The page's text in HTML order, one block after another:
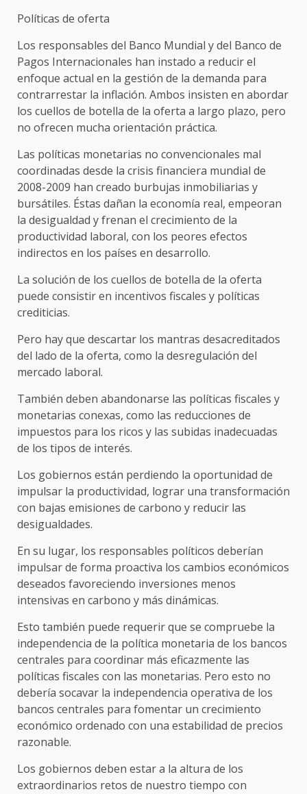
Políticas de oferta
Los responsables del Banco Mundial y del Banco de
Pagos Internacionales han instado a reducir el
enfoque actual en la gestión de la demanda para
contrarrestar la inflación. Ambos insisten en abordar
los cuellos de botella de la oferta a largo plazo, pero
no ofrecen mucha orientación práctica.
Las políticas monetarias no convencionales mal
coordinadas desde la crisis financiera mundial de
2008-2009 han creado burbujas inmobiliarias y
bursátiles. Éstas dañan la economía real, empeoran
la desigualdad y frenan el crecimiento de la
productividad laboral, con los peores efectos
indirectos en los países en desarrollo.
La solución de los cuellos de botella de la oferta
puede consistir en incentivos fiscales y políticas
crediticias.
Pero hay que descartar los mantras desacreditados
del lado de la oferta, como la desregulación del
mercado laboral.
También deben abandonarse las políticas fiscales y
monetarias conexas, como las reducciones de
impuestos para los ricos y las subidas inadecuadas
de los tipos de interés.
Los gobiernos están perdiendo la oportunidad de
impulsar la productividad, lograr una transformación
con bajas emisiones de carbono y reducir las
desigualdades.
En su lugar, los responsables políticos deberían
impulsar de forma proactiva los cambios económicos
deseados favoreciendo inversiones menos
intensivas en carbono y más dinámicas.
Esto también puede requerir que se compruebe la
independencia de la política monetaria de los bancos
centrales para coordinar más eficazmente las
políticas fiscales con las monetarias. Pero esto no
debería socavar la independencia operativa de los
bancos centrales para fomentar un crecimiento
económico ordenado con una estabilidad de precios
razonable.
Los gobiernos deben estar a la altura de los
extraordinarios retos de nuestro tiempo con